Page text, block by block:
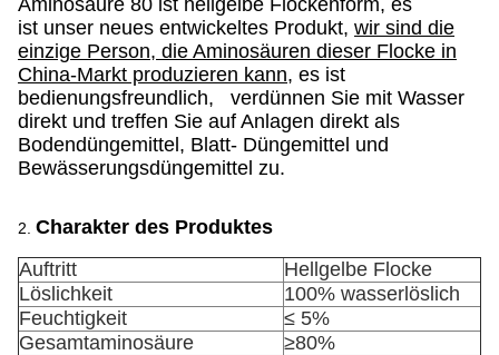
Aminosäure 80 ist hellgelbe Flockenform, es
ist unser neues entwickeltes Produkt, wir sind die
einzige Person, die Aminosäuren dieser Flocke in
China-Markt produzieren kann, es ist
bedienungsfreundlich, verdünnen Sie mit Wasser
direkt und treffen Sie auf Anlagen direkt als
Bodendüngemittel, Blatt- Düngemittel und
Bewässerungsdüngemittel zu.
2. Charakter des Produktes
Auftritt
Hellgelbe Flocke
Löslichkeit
100% wasserlöslich
Feuchtigkeit
≤ 5%
Gesamtaminosäure
≥80%